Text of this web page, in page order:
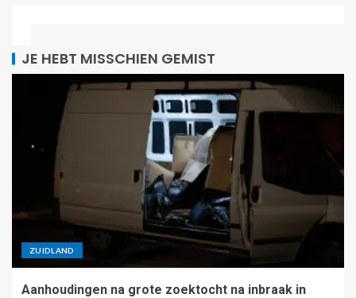
JE HEBT MISSCHIEN GEMIST
ZUIDLAND
Aanhoudingen na grote zoektocht na inbraak in